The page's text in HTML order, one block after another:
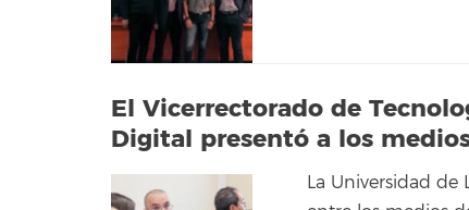
El Vicerrectorado de
Digital presentó a los
La Universidad de